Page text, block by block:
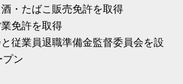
・たばこ販売免許を取得
免許を取得
従業員退職準備金監督委員会を設
プン